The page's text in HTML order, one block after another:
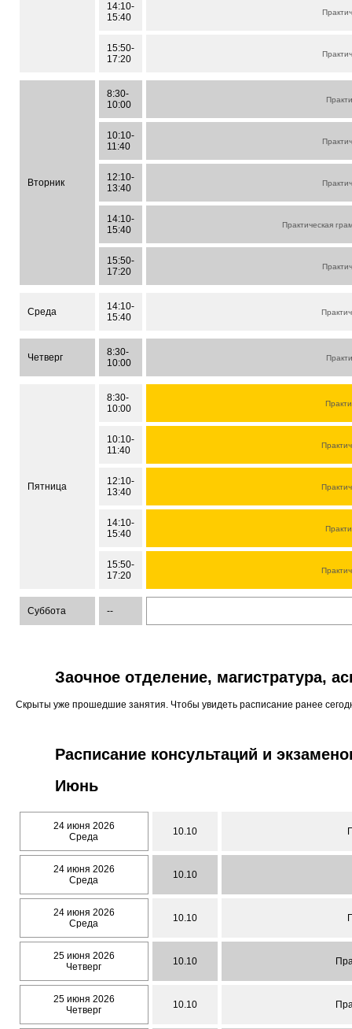
14:10-
15:40
15:50-
17:20
Вторник
8:30-
10:00
10:10-
11:40
12:10-
13:40
14:10-
15:40
Практическая
15:50-
17:20
Среда
14:10-
15:40
Четверг
8:30-
10:00
Пятница
8:30-
10:00
10:10-
11:40
12:10-
13:40
14:10-
15:40
15:50-
17:20
Суббота --
Заочное отделение, магистратура,
Скрыты уже прошедшие занятия. Чтобы увидеть расписание ранее
Расписание консультаций и
Июнь
24 июня 2026
Среда
10.10
24 июня 2026
Среда
10.10
24 июня 2026
Среда
10.10
25 июня 2026
Четверг
10.10
25 июня 2026
Четверг
10.10